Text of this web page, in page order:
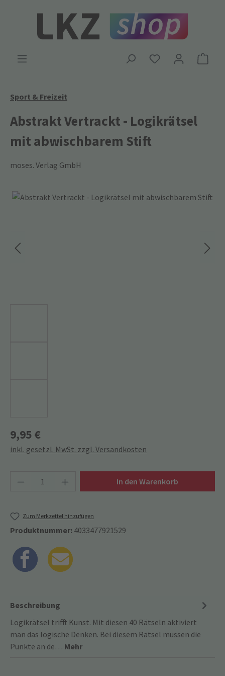
Zum Hauptinhalt springen
Sport & Freizeit
Abstrakt Vertrackt - Logikrätsel
mit abwischbarem Stift
moses. Verlag GmbH
Bildergalerie überspringen
9,95 €
inkl. gesetzl. MwSt. zzgl. Versandkosten
Produkt Anzahl: Gib den gewünschten Wert
In den Warenkorb
Zum Merkzettel hinzufügen
Produktnummer: 4033477921529
Beschreibung
Logikrätsel trifft Kunst. Mit diesen 40 Rätseln aktiviert
man das logische Denken. Bei diesem Rätsel müssen die
Punkte an de… Mehr